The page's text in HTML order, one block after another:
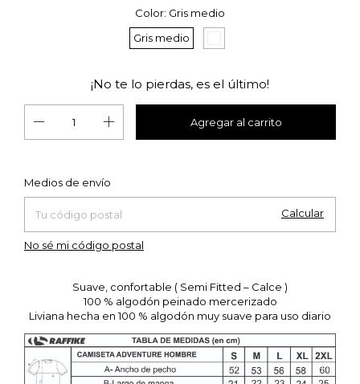
Color: Gris medio
Gris medio
¡No te lo pierdas, es el último!
Entregas para el CP:
Medios de envío
Calcular
No sé mi código postal
Suave, confortable ( Semi Fitted – Calce )
100 % algodón peinado mercerizado
Liviana hecha en 100 % algodón muy suave para uso diario